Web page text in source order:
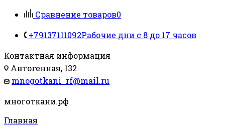
Сравнение товаров0
+79137111092Рабочие дни с 8 до 17 часов
Контактная информация
Автогенная, 132
mnogotkani_rf@mail.ru
многоткани.рф
Главная